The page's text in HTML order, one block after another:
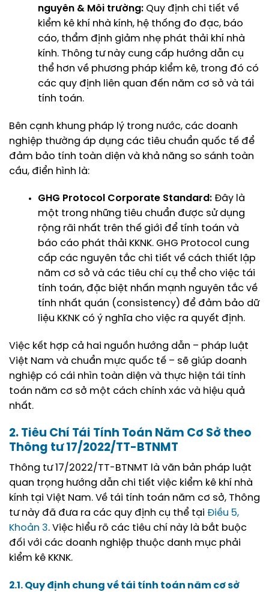
nguyên & Môi trường: Quy định chi tiết về
kiểm kê khí nhà kính, hệ thống đo đạc, báo
cáo, thẩm định giảm nhẹ phát thải khí nhà
kính. Thông tư này cung cấp hướng dẫn cụ
thể hơn về phương pháp kiểm kê, trong đó có
các quy định liên quan đến năm cơ sở và tái
tính toán.
Bên cạnh khung pháp lý trong nước, các doanh
nghiệp thường áp dụng các tiêu chuẩn quốc tế để
đảm bảo tính toàn diện và khả năng so sánh toàn
cầu, điển hình là:
GHG Protocol Corporate Standard: Đây là
một trong những tiêu chuẩn được sử dụng
rộng rãi nhất trên thế giới để tính toán và
báo cáo phát thải KKNK. GHG Protocol cung
cấp các nguyên tắc chi tiết về cách thiết lập
năm cơ sở và các tiêu chí cụ thể cho việc tái
tính toán, đặc biệt nhấn mạnh nguyên tắc về
tính nhất quán (consistency) để đảm bảo dữ
liệu KKNK có ý nghĩa cho việc ra quyết định.
Việc kết hợp cả hai nguồn hướng dẫn – pháp luật
Việt Nam và chuẩn mực quốc tế – sẽ giúp doanh
nghiệp có cái nhìn toàn diện và thực hiện tái tính
toán năm cơ sở một cách chính xác và hiệu quả
nhất.
2. Tiêu Chí Tái Tính Toán Năm Cơ Sở theo
Thông tư 17/2022/TT-BTNMT
Thông tư 17/2022/TT-BTNMT là văn bản pháp luật
quan trọng hướng dẫn chi tiết việc kiểm kê khí nhà
kính tại Việt Nam. Về tái tính toán năm cơ sở, Thông
tư này đã đưa ra các quy định cụ thể tại Điều 5,
Khoản 3. Việc hiểu rõ các tiêu chí này là bắt buộc
đối với các doanh nghiệp thuộc danh mục phải
kiểm kê KKNK.
2.1. Quy định chung về tái tính toán năm cơ sở